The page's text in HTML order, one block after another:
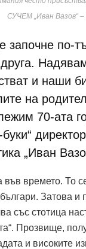
СУЧЕМ „Иван Вазов“
започне по-
и наши
на
70-ата
„Иван
времето. То
Затова и
със стотица
Прозвище,
и високите